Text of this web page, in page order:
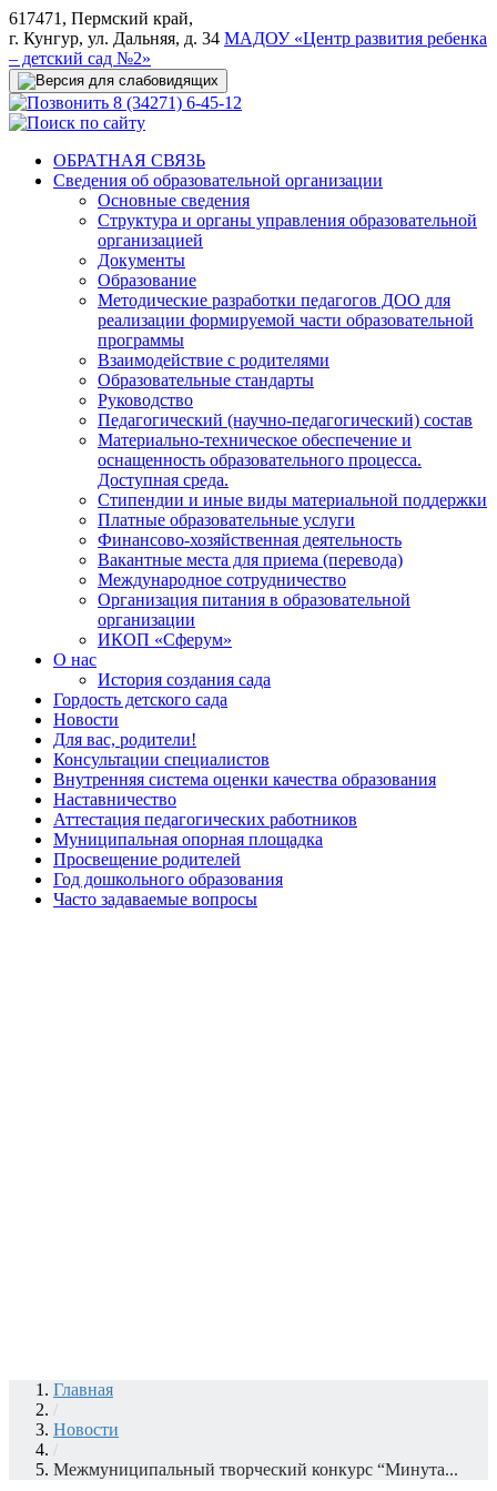
617471, Пермский край,
г. Кунгур, ул. Дальняя, д. 34 МАДОУ «Центр развития ребенка
– детский сад №2»
8 (34271) 6-45-12
ОБРАТНАЯ СВЯЗЬ
Сведения об образовательной организации
Основные сведения
Структура и органы управления образовательной
организацией
Документы
Образование
Методические разработки педагогов ДОО для
реализации формируемой части образовательной
программы
Взаимодействие с родителями
Образовательные стандарты
Руководство
Педагогический (научно-педагогический) состав
Материально-техническое обеспечение и
оснащенность образовательного процесса.
Доступная среда.
Стипендии и иные виды материальной поддержки
Платные образовательные услуги
Финансово-хозяйственная деятельность
Вакантные места для приема (перевода)
Международное сотрудничество
Организация питания в образовательной
организации
ИКОП «Сферум»
О нас
История создания сада
Гордость детского сада
Новости
Для вас, родители!
Консультации специалистов
Внутренняя система оценки качества образования
Наставничество
Аттестация педагогических работников
Муниципальная опорная площадка
Просвещение родителей
Год дошкольного образования
Часто задаваемые вопросы
Главная
/
Новости
/
Межмуниципальный творческий конкурс “Минута...